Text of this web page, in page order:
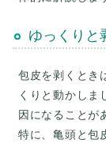
ゆっくりと
包皮を剥くとき
くりと動かしま
因になることが
特に、亀頭と包